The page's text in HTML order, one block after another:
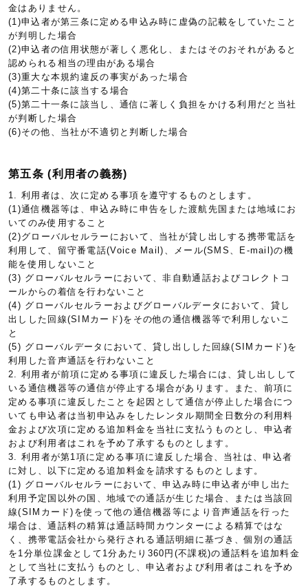
金はありません。
(1)申込者が第三条に定める申込み時に虚偽の記載をしていたこと
が判明した場合
(2)申込者の信用状態が著しく悪化し、またはそのおそれがあると
認められる相当の理由がある場合
(3)重大な本規約違反の事実があった場合
(4)第二十条に該当する場合
(5)第二十一条に該当し、通信に著しく負担をかける利用だと当社
が判断した場合
(6)その他、当社が不適切と判断した場合
第五条 (利用者の義務)
1. 利用者は、次に定める事項を遵守するものとします。
(1)通信機器等は、申込み時に申告をした渡航先国または地域にお
いてのみ使用すること
(2)グローバルセルラーにおいて、当社が貸し出しする携帯電話を
利用して、留守番電話(Voice Mail)、メール(SMS、E-mail)の機
能を使用しないこと
(3) グローバルセルラーにおいて、非自動通話およびコレクトコ
ールからの着信を行わないこと
(4) グローバルセルラーおよびグローバルデータにおいて、貸し
出しした回線(SIMカード)をその他の通信機器等で利用しないこ
と
(5) グローバルデータにおいて、貸し出しした回線(SIMカード)を
利用した音声通話を行わないこと
2. 利用者が前項に定める事項に違反した場合には、貸し出しして
いる通信機器等の通信が停止する場合があります。また、前項に
定める事項に違反したことを起因として通信が停止した場合につ
いても申込者は当初申込みをしたレンタル期間全日数分の利用料
金および次項に定める追加料金を当社に支払うものとし、申込者
および利用者はこれを予め了承するものとします。
3. 利用者が第1項に定める事項に違反した場合、当社は、申込者
に対し、以下に定める追加料金を請求するものとします。
(1) グローバルセルラーにおいて、申込み時に申込者が申し出た
利用予定国以外の国、地域での通話が生じた場合、または当該回
線(SIMカード)を使って他の通信機器等により音声通話を行った
場合は、通話料の精算は通話時間カウンターによる精算ではな
く、携帯電話会社から発行される通話明細に基づき、個別の通話
を1分単位課金として1分あたり360円(不課税)の通話料を追加料金
として当社に支払うものとし、申込者および利用者はこれを予め
了承するものとします。